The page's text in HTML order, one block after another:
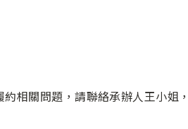
約相關問題，請聯絡承辦人王小姐